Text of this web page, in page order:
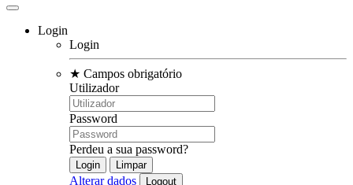
Login
Login
★ Campos obrigatório
Utilizador
Password
Perdeu a sua password?
Alterar dados